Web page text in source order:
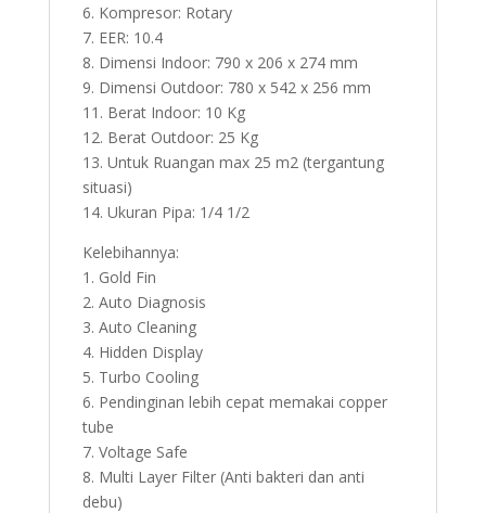
6. Kompresor: Rotary
7. EER: 10.4
8. Dimensi Indoor: 790 x 206 x 274 mm
9. Dimensi Outdoor: 780 x 542 x 256 mm
11. Berat Indoor: 10 Kg
12. Berat Outdoor: 25 Kg
13. Untuk Ruangan max 25 m2 (tergantung
situasi)
14. Ukuran Pipa: 1/4 1/2
Kelebihannya:
1. Gold Fin
2. Auto Diagnosis
3. Auto Cleaning
4. Hidden Display
5. Turbo Cooling
6. Pendinginan lebih cepat memakai copper
tube
7. Voltage Safe
8. Multi Layer Filter (Anti bakteri dan anti
debu)